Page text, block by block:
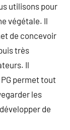
utilisons pour
végétale. Il
de concevoir
très
Il
permet tout
les
de